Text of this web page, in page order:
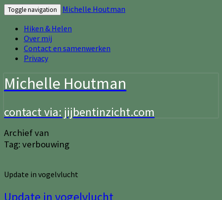
Toggle navigation
Michelle Houtman
Hiken & Helen
Over mij
Contact en samenwerken
Privacy
Michelle Houtman
contact via: jijbentinzicht.com
Archief van
Tag: verbouwing
Update in vogelvlucht
Update in vogelvlucht